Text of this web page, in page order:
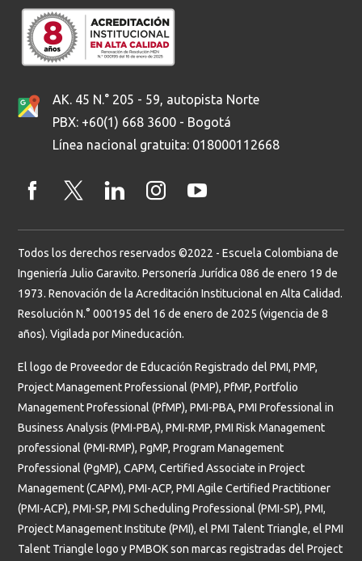
AK. 45 N.° 205 - 59, autopista Norte
PBX: +60(1) 668 3600 - Bogotá
Línea nacional gratuita: 018000112668
Todos los derechos reservados ©2022 - Escuela Colombiana de
Ingeniería Julio Garavito. Personería Jurídica 086 de enero 19 de
1973. Renovación de la Acreditación Institucional en Alta Calidad.
Resolución N.° 000195 del 16 de enero de 2025 (vigencia de 8
años). Vigilada por Mineducación.
El logo de Proveedor de Educación Registrado del PMI, PMP,
Project Management Professional (PMP), PfMP, Portfolio
Management Professional (PfMP), PMI-PBA, PMI Professional in
Business Analysis (PMI-PBA), PMI-RMP, PMI Risk Management
professional (PMI-RMP), PgMP, Program Management
Professional (PgMP), CAPM, Certified Associate in Project
Management (CAPM), PMI-ACP, PMI Agile Certified Practitioner
(PMI-ACP), PMI-SP, PMI Scheduling Professional (PMI-SP), PMI,
Project Management Institute (PMI), el PMI Talent Triangle, el PMI
Talent Triangle logo y PMBOK son marcas registradas del Project